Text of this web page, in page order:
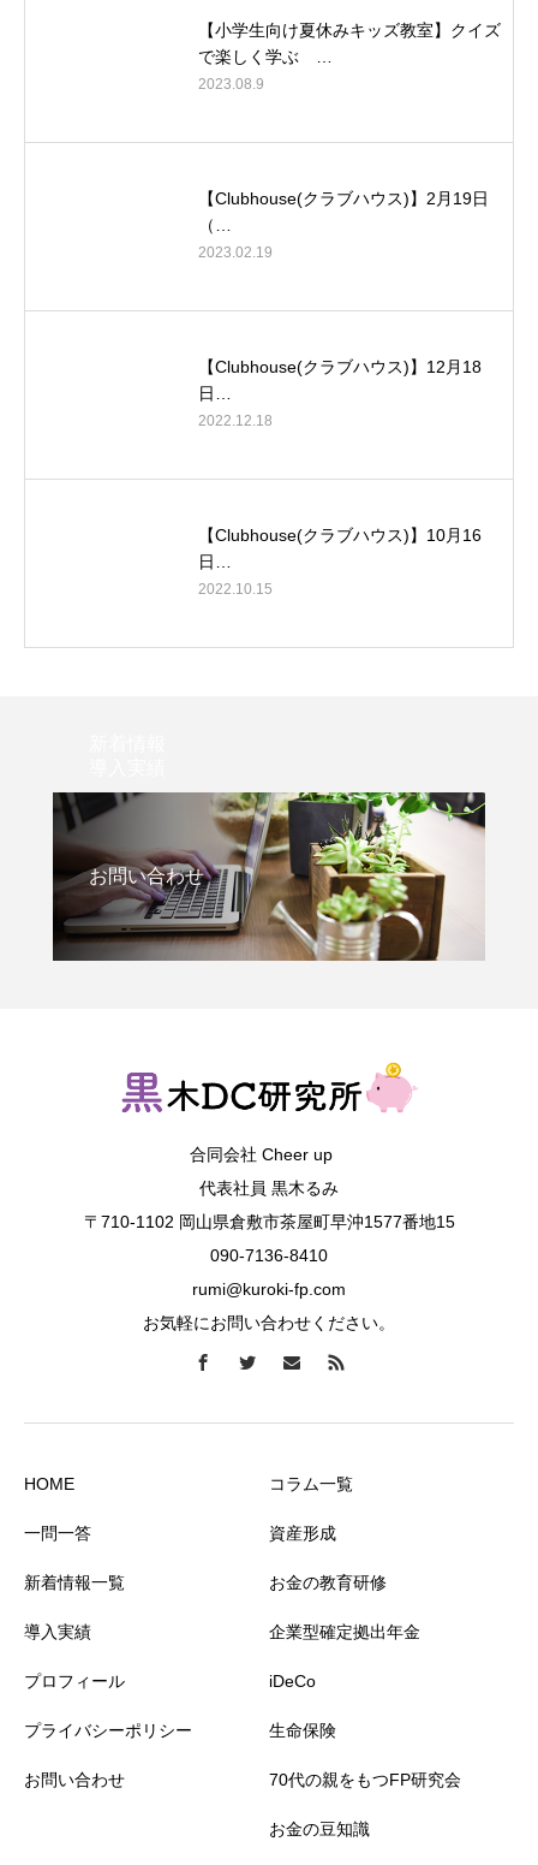
【小学生向け夏休みキッズ教室】クイズ
で楽しく学ぶ …
2023.08.9
【Clubhouse(クラブハウス)】2月19日
（…
2023.02.19
【Clubhouse(クラブハウス)】12月18
日…
2022.12.18
【Clubhouse(クラブハウス)】10月16
日…
2022.10.15
お問い合わせ
合同会社 Cheer up
代表社員 黒木るみ
〒710-1102 岡山県倉敷市茶屋町早沖1577番地15
090-7136-8410
rumi@kuroki-fp.com
お気軽にお問い合わせください。
HOME
一問一答
新着情報一覧
導入実績
プロフィール
プライバシーポリシー
お問い合わせ
コラム一覧
資産形成
お金の教育研修
企業型確定拠出年金
iDeCo
生命保険
70代の親をもつFP研究会
お金の豆知識